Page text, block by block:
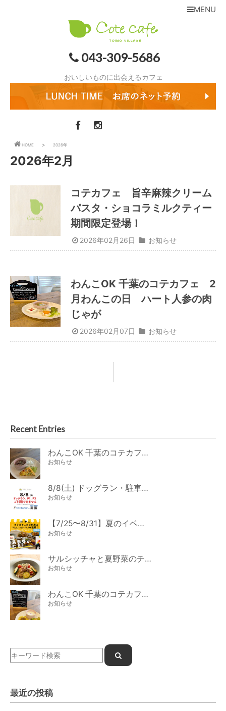
043-309-5686
おいしいものに出会えるカフェ
MENU
HOME 2026年
2026年2月
コテカフェ 旨辛麻辣クリーム
パスタ・ショコラミルクティー
期間限定登場！
2026年02月26日 お知らせ
わんこOK 千葉のコテカフェ 2
月わんこの日 ハート人参の肉
じゃが
2026年02月07日 お知らせ
Recent Entries
わんこOK 千葉のコテカフェ 8月わんこの日 オートミールdeローストビーフライス
お知らせ
8/8(土) ドッグラン・駐車場ご利用のお知らせ
お知らせ
【7/25〜8/31】夏のイベント開催
お知らせ
サルシッチャと夏野菜のチーズパスタ期間限定新メニュー登場！
お知らせ
わんこOK 千葉のコテカフェ 7月わんこの日 白身魚とカラフルやさいのオムレツ
お知らせ
最近の投稿